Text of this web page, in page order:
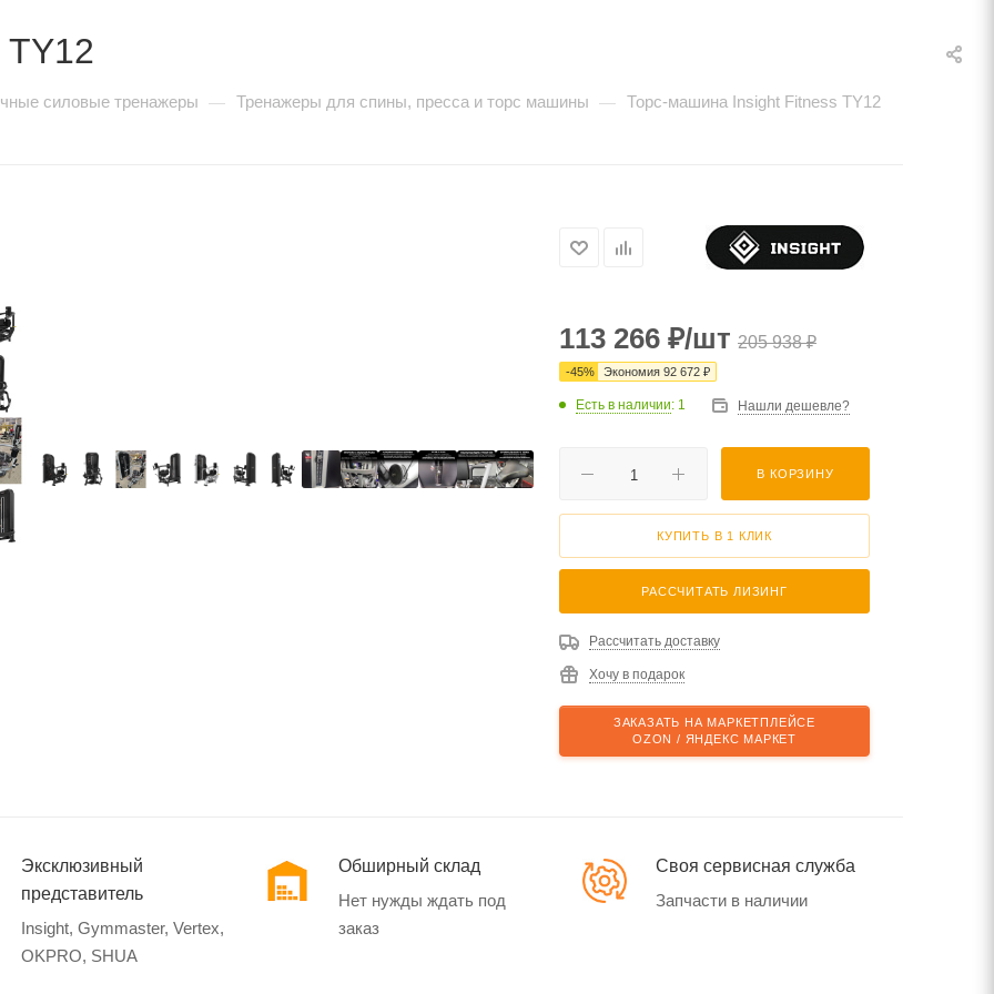
силовые тренажеры — Тренажеры для спины, пресса и торс машины — Торс-машина Insight Fitness TY12
113 266 ₽/шт 205 938₽
-45% Экономия 92 672 ₽
Есть в наличии: 1 Нашли дешевле?
В КОРЗИНУ
КУПИТЬ В 1 КЛИК
РАССЧИТАТЬ ЛИЗИНГ
Рассчитать доставку
Хочу в подарок
ЗАКАЗАТЬ НА МАРКЕТПЛЕЙСЕ
OZON / ЯНДЕКС МАРКЕТ
Эксклюзивный
представитель
Insight, Gymmaster, Vertex,
OKPRO, SHUA
Обширный склад
Нет нужды ждать под
заказ
Своя сервисная служба
Запчасти в наличии